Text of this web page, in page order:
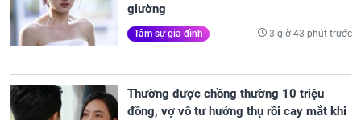
giường
Tâm sự gia đình 3 giờ 43 phút trước
Thường được chồng thường 10 triệu
đồng, vợ vô tư hưởng thụ rồi cay mắt khi